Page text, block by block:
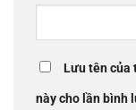
Lưu tên của
này cho lần bình